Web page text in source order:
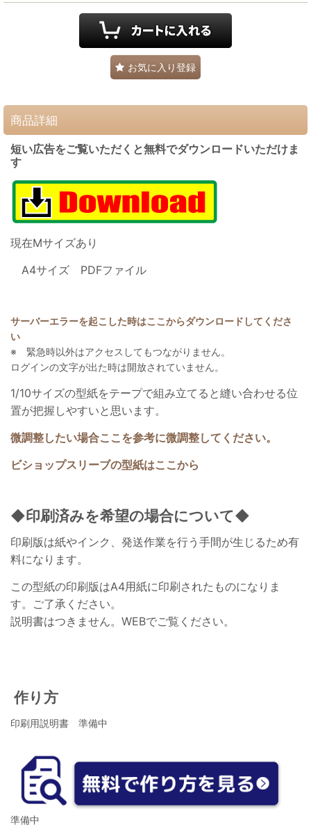
お気に入り登録
商品詳細
短い広告をご覧いただくと無料でダウンロードいただけま
す
現在Mサイズあり
A4サイズ PDFファイル
サーバーエラーを起こした時はここからダウンロードしてくださ
い
※ 緊急時以外はアクセスしてもつながりません。
ログインの文字が出た時は開放されていません。
1/10サイズの型紙をテープで組み立てると縫い合わせる位
置が把握しやすいと思います。
微調整したい場合ここを参考に微調整してください。
ビショップスリーブの型紙はここから
◆印刷済みを希望の場合について◆
印刷版は紙やインク、発送作業を行う手間が生じるため有
料になります。
この型紙の印刷版はA4用紙に印刷されたものになりま
す。 ご了承ください。
説明書はつきません。WEBでご覧ください。
作り方
印刷用説明書 準備中
準備中